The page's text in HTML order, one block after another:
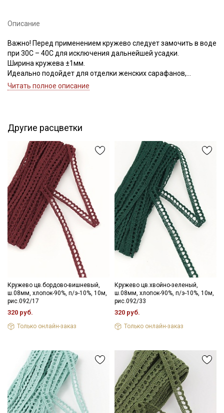
Описание
Важно! Перед применением кружево следует замочить в воде
при 30С – 40С для исключения дальнейшей усадки.
Ширина кружева ±1мм.
Идеально подойдет для отделки женских сарафанов,
платьев, юбок, рукавов.
Цветопередача может отличаться от оригинального цвета в
зависимости от настроек вашего монитора.
Читать полное описание
Другие расцветки
Кружево цв.бордово-вишневый,
ш.08мм, хлопок-90%, п/э-10%, 10м,
рис.092/17
320 руб.
Только онлайн-заказ
Кружево цв.хвойно-зеленый,
ш.08мм, хлопок-90%, п/э-10%, 10м,
рис.092/33
320 руб.
Только онлайн-заказ